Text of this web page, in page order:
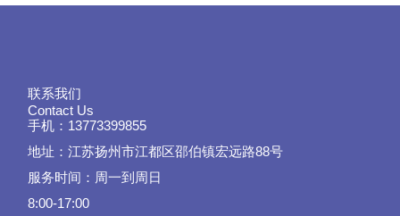
联系我们
Contact Us
手机：13773399855
地址：江苏扬州市江都区邵伯镇宏远路88号
服务时间：周一到周日
8:00-17:00